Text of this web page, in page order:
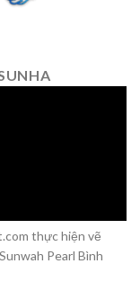
thực hiện vẽ
Pearl Bình